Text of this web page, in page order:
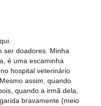
ser doadores. Minha
é uma escaminha
hospital veterinário
assim, quando
quando a irmã dela,
bravamente (meio